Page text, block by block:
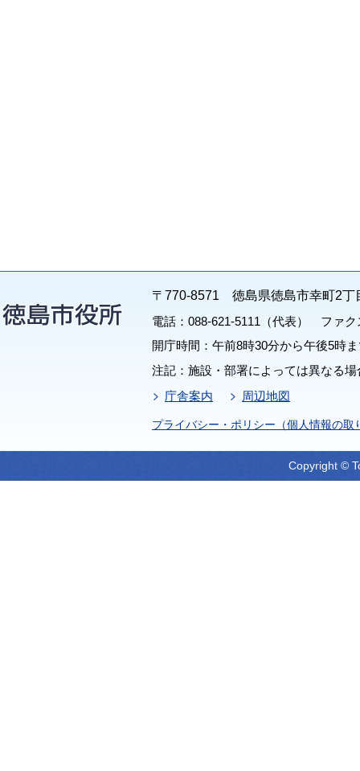
〒770-8571 徳島県徳島市幸町2丁
電話：088-621-5111（代表） ファク
開庁時間：午前8時30分から午後5時
注記：施設・部署によっては異なる
庁舎案内
周辺地図
プライバシー・ポリシー（個人情報の取
Copyright ©